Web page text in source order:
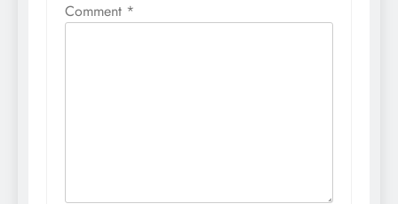
Comment *